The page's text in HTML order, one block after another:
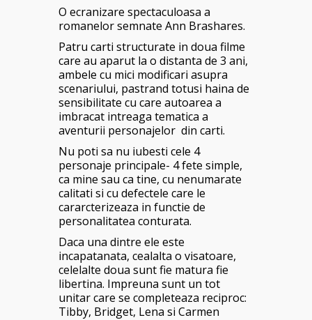
O ecranizare spectaculoasa a
romanelor semnate Ann Brashares.
Patru carti structurate in doua filme
care au aparut la o distanta de 3 ani,
ambele cu mici modificari asupra
scenariului, pastrand totusi haina de
sensibilitate cu care autoarea a
imbracat intreaga tematica a
aventurii personajelor din carti.
Nu poti sa nu iubesti cele 4
personaje principale- 4 fete simple,
ca mine sau ca tine, cu nenumarate
calitati si cu defectele care le
cararcterizeaza in functie de
personalitatea conturata.
Daca una dintre ele este
incapatanata, cealalta o visatoare,
celelalte doua sunt fie matura fie
libertina. Impreuna sunt un tot
unitar care se completeaza reciproc:
Tibby, Bridget, Lena si Carmen